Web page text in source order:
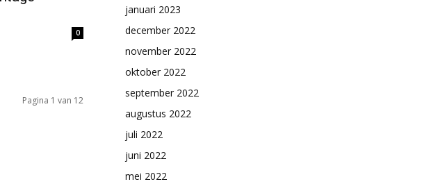
0
Pagina 1 van 12
januari 2023
december 2022
november 2022
oktober 2022
september 2022
augustus 2022
juli 2022
juni 2022
mei 2022